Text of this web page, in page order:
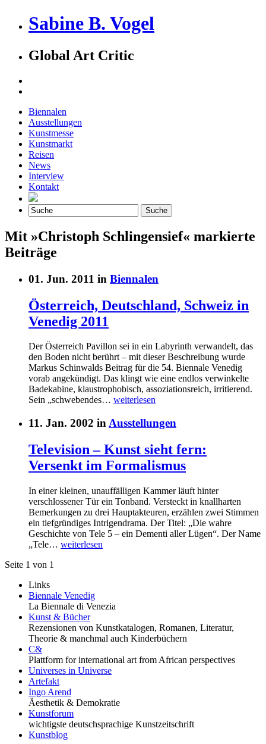
Sabine B. Vogel
Global Art Critic
Biennalen
Ausstellungen
Kunstmesse
Kunstmarkt
Reisen
News
Interview
Kontakt
Mit »Christoph Schlingensief« markierte
Beiträge
01. Jun. 2011 in Biennalen
Österreich, Deutschland, Schweiz in
Venedig 2011
Der Österreich Pavillon sei in ein Labyrinth verwandelt, das
den Boden nicht berührt – mit dieser Beschreibung wurde
Markus Schinwalds Beitrag für die 54. Biennale Venedig
vorab angekündigt. Das klingt wie eine endlos verwinkelte
Badekabine, klaustrophobisch, assoziationsreich, irritierend.
Sein „schwebendes… weiterlesen
11. Jan. 2002 in Ausstellungen
Television – Kunst sieht fern:
Versenkt im Formalismus
In einer kleinen, unauffälligen Kammer läuft hinter
verschlossener Tür ein Tonband. Versteckt in knallharten
Bemerkungen zu drei Hauptakteuren, erzählen zwei Stimmen
ein tiefgründiges Intrigendrama. Der Titel: „Die wahre
Geschichte von Tele 5 – ein Dementi aller Lügen“. Der Name
„Tele… weiterlesen
Seite 1 von 1
Links
Biennale Venedig
La Biennale di Venezia
Kunst & Bücher
Rezensionen von Kunstkatalogen, Romanen, Literatur,
Theorie & manchmal auch Kinderbüchern
C&
Plattform for international art from African perspectives
Universes in Universe
Artefakt
Ingo Arend
Äesthetik & Demokratie
Kunstforum
wichtigste deutschsprachige Kunstzeitschrift
Kunstblog